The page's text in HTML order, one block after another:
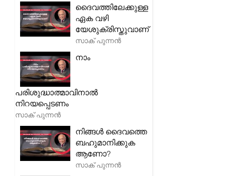
ദൈവത്തിലേക്കുള്ള
ഏക വഴി
യേശുക്രിസ്തുവാണ്
സാക് പുന്നൻ
നാം
പരിശുദ്ധാത്മാവിനാൽ
നിറയപ്പെടണം
സാക് പുന്നൻ
നിങ്ങൾ ദൈവത്തെ
ബഹുമാനിക്കുക
ആണോ?
സാക് പുന്നൻ